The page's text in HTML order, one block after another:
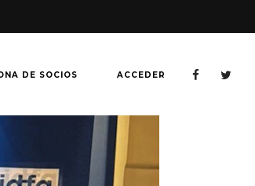
DE SOCIOS ACCEDER